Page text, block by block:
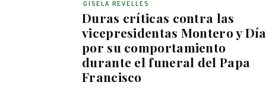
Duras críticas contra las
vicepresidentas Montero y
por su comportamiento
durante el funeral del Papa
Francisco
GISELA REVELLES